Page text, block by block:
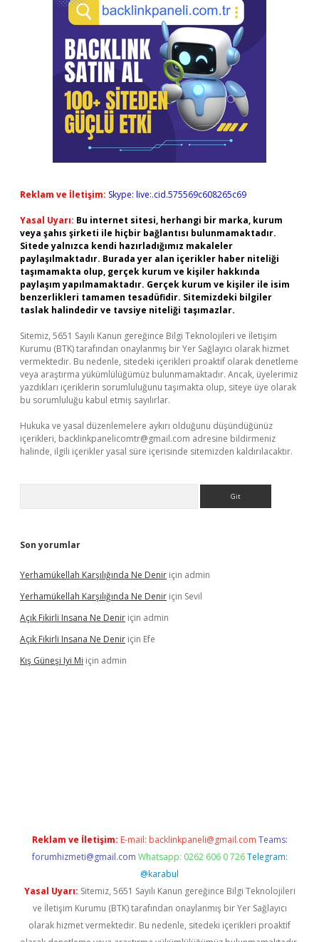
Reklam ve İletişim: Skype: live:.cid.575569c608265c69
Yasal Uyarı: Bu internet sitesi, herhangi bir marka, kurum
veya şahıs şirketi ile hiçbir bağlantısı bulunmamaktadır.
Sitede yalnızca kendi hazırladığımız makaleler
paylaşılmaktadır. Burada yer alan içerikler haber niteliği
taşımamakta olup, gerçek kurum ve kişiler hakkında
paylaşım yapılmamaktadır. Gerçek kurum ve kişiler ile isim
benzerlikleri tamamen tesadüfidir. Sitemizdeki bilgiler
taslak halindedir ve tavsiye niteliği taşımazlar.
Sitemiz, 5651 Sayılı Kanun gereğince Bilgi Teknolojileri ve İletişim
Kurumu (BTK) tarafından onaylanmış bir Yer Sağlayıcı olarak hizmet
vermektedir. Bu nedenle, sitedeki içerikleri proaktif olarak denetleme
veya araştırma yükümlülüğümüz bulunmamaktadır. Ancak, üyelerimiz
yazdıkları içeriklerin sorumluluğunu taşımakta olup, siteye üye olarak
bu sorumluluğu kabul etmiş sayılırlar.
Hukuka ve yasal düzenlemelere aykırı olduğunu düşündüğünüz
içerikleri, backlinkpanelicomtr@gmail.com adresine bildirmeniz
halinde, ilgili içerikler yasal süre içerisinde sitemizden kaldırılacaktır.
Son yorumlar
Yerhamükellah Karşılığında Ne Denir için admin
Yerhamükellah Karşılığında Ne Denir için Sevil
Açık Fikirli Insana Ne Denir için admin
Açık Fikirli Insana Ne Denir için Efe
Kış Güneşi Iyi Mi için admin
Reklam ve İletişim: E-mail: backlinkpaneli@gmail.com Teams:
forumhizmeti@gmail.com Whatsapp: 0262 606 0 726 Telegram:
@karabul
Yasal Uyarı: Sitemiz, 5651 Sayılı Kanun gereğince Bilgi Teknolojileri
ve İletişim Kurumu (BTK) tarafından onaylanmış bir Yer Sağlayıcı
olarak hizmet vermektedir. Bu nedenle, sitedeki içerikleri proaktif